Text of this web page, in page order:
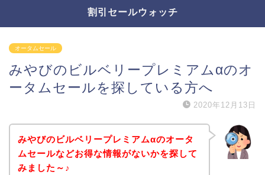
割引セールウォッチ
オータムセール
みやびのビルベリープレミアムαのオ
ータムセールを探している方へ
2020年12月13日
みやびのビルベリープレミアムαのオータ
ムセールなどお得な情報がないかを探して
みました～♪